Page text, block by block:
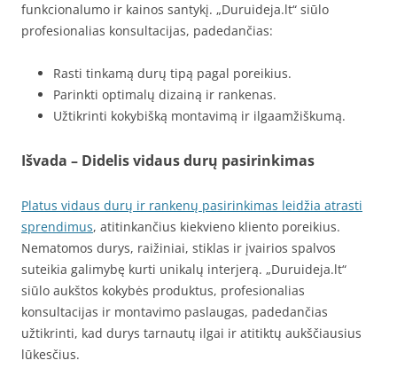
funkcionalumo ir kainos santykį. „Duruideja.lt“ siūlo
profesionalias konsultacijas, padedančias:
Rasti tinkamą durų tipą pagal poreikius.
Parinkti optimalų dizainą ir rankenas.
Užtikrinti kokybišką montavimą ir ilgaamžiškumą.
Išvada – Didelis vidaus durų pasirinkimas
Platus vidaus durų ir rankenų pasirinkimas leidžia atrasti
sprendimus, atitinkančius kiekvieno kliento poreikius.
Nematomos durys, raižiniai, stiklas ir įvairios spalvos
suteikia galimybę kurti unikalų interjerą. „Duruideja.lt“
siūlo aukštos kokybės produktus, profesionalias
konsultacijas ir montavimo paslaugas, padedančias
užtikrinti, kad durys tarnautų ilgai ir atitiktų aukščiausius
lūkesčius.